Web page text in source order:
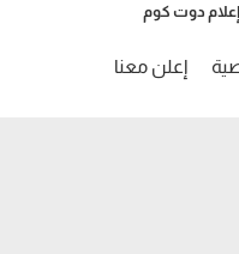
دوت كوم
إعلن معنا